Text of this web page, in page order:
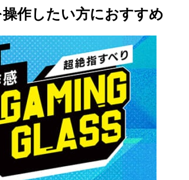
作したい方におすすめ